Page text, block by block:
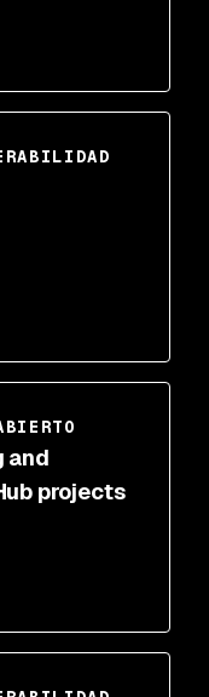
and
projects